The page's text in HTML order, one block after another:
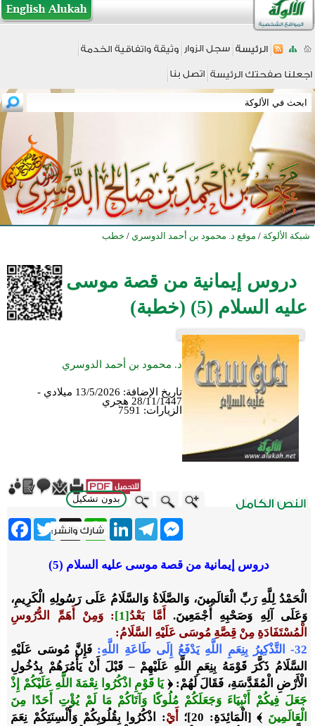
شبكة الألوكة / موقع د. محمود بن أحمد الدوسري / خطب
دروس إيمانية من قصة موسى
عليه السلام (5) (خطبة)
د. محمود بن أحمد الدوسري
تاريخ الإضافة:
13/5/2026 ميلادي -
28/11/1447 هجري
الزيارات: 7591
بدون تشكيل
Twitter X
WhatsApp
LinkedInTelegram
Messenger
دروس إيمانية من قصة موسى عليه السلام (5)
الْحَمْدُ لِلَّهِ رَبِّ الْعَالَمِينَ، وَالصَّلَاةُ وَالسَّلَامُ عَلَى رَسُولِهِ الْكَرِيمِ،
وَعَلَى آلِهِ وَصَحْبِهِ أَجْمَعِينَ.
أَمَّا بَعْدُ[1]
: وَمِنْ أَهَمِّ الدُّرُوسِ
الْمُسْتَفَادَةِ مِنْ قِصَّةِ مُوسَى عَلَيْهِ السَّلَامُ:
32- التَّذْكِيرُ بِنِعَمِ اللَّهِ يَدْفَعُ إِلَى طَاعَةِ اللَّهِ:
فَإِنَّ مُوسَى عَلَيْهِ
السَّلَامُ ذَكَّرَ قَوْمَهُ بِنِعَمِ اللَّهِ عَلَيْهِمْ – قَبْلَ أَنْ يَأْمُرَهُمْ بِدُخُولِ
الْأَرْضِ الْمُقَدَّسَةِ، فَقَالَ لَهُمْ: ﴿يَا قَوْمِ اذْكُرُوا نِعْمَةَ اللَّهِ عَلَيْكُمْ إِذْ
جَعَلَ فِيكُمْ أَنْبِيَاءَ وَجَعَلَكُمْ مُلُوكًا وَآتَاكُمْ مَا لَمْ يُؤْتِ أَحَدًا مِنَ
الْعَالَمِينَ ﴾ [الْمَائِدَةِ: 20]؛ أَيْ: اذْكُرُوا بِقُلُوبِكُمْ وَأَلْسِنَتِكُمْ نِعَمَ